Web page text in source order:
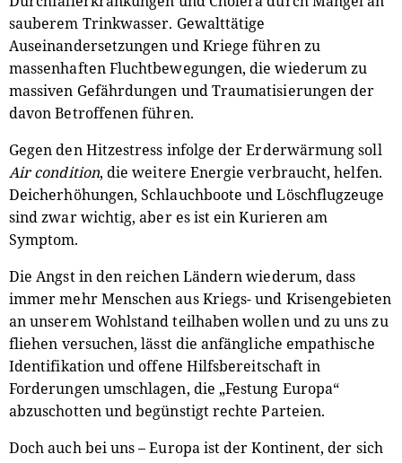
sauberem Trinkwasser. Gewalttätige
Auseinandersetzungen und Kriege führen zu
massenhaften Fluchtbewegungen, die wiederum zu
massiven Gefährdungen und Traumatisierungen der
davon Betroffenen führen.
Gegen den Hitzestress infolge der Erderwärmung soll
Air condition, die weitere Energie verbraucht, helfen.
Deicherhöhungen, Schlauchboote und Löschflugzeuge
sind zwar wichtig, aber es ist ein Kurieren am
Symptom.
Die Angst in den reichen Ländern wiederum, dass
immer mehr Menschen aus Kriegs- und Krisengebieten
an unserem Wohlstand teilhaben wollen und zu uns zu
fliehen versuchen, lässt die anfängliche empathische
Identifikation und offene Hilfsbereitschaft in
Forderungen umschlagen, die „Festung Europa“
abzuschotten und begünstigt rechte Parteien.
Doch auch bei uns – Europa ist der Kontinent, der sich